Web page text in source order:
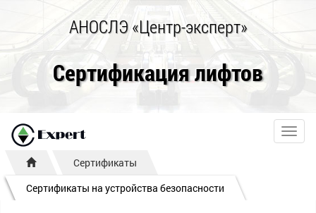
АНОСЛЭ «Центр-эксперт»
Сертификация лифтов
Сертификаты
Сертификаты на устройства безопасности